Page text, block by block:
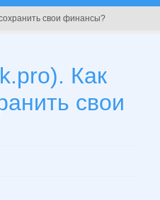
свои финансы?
Как
свои